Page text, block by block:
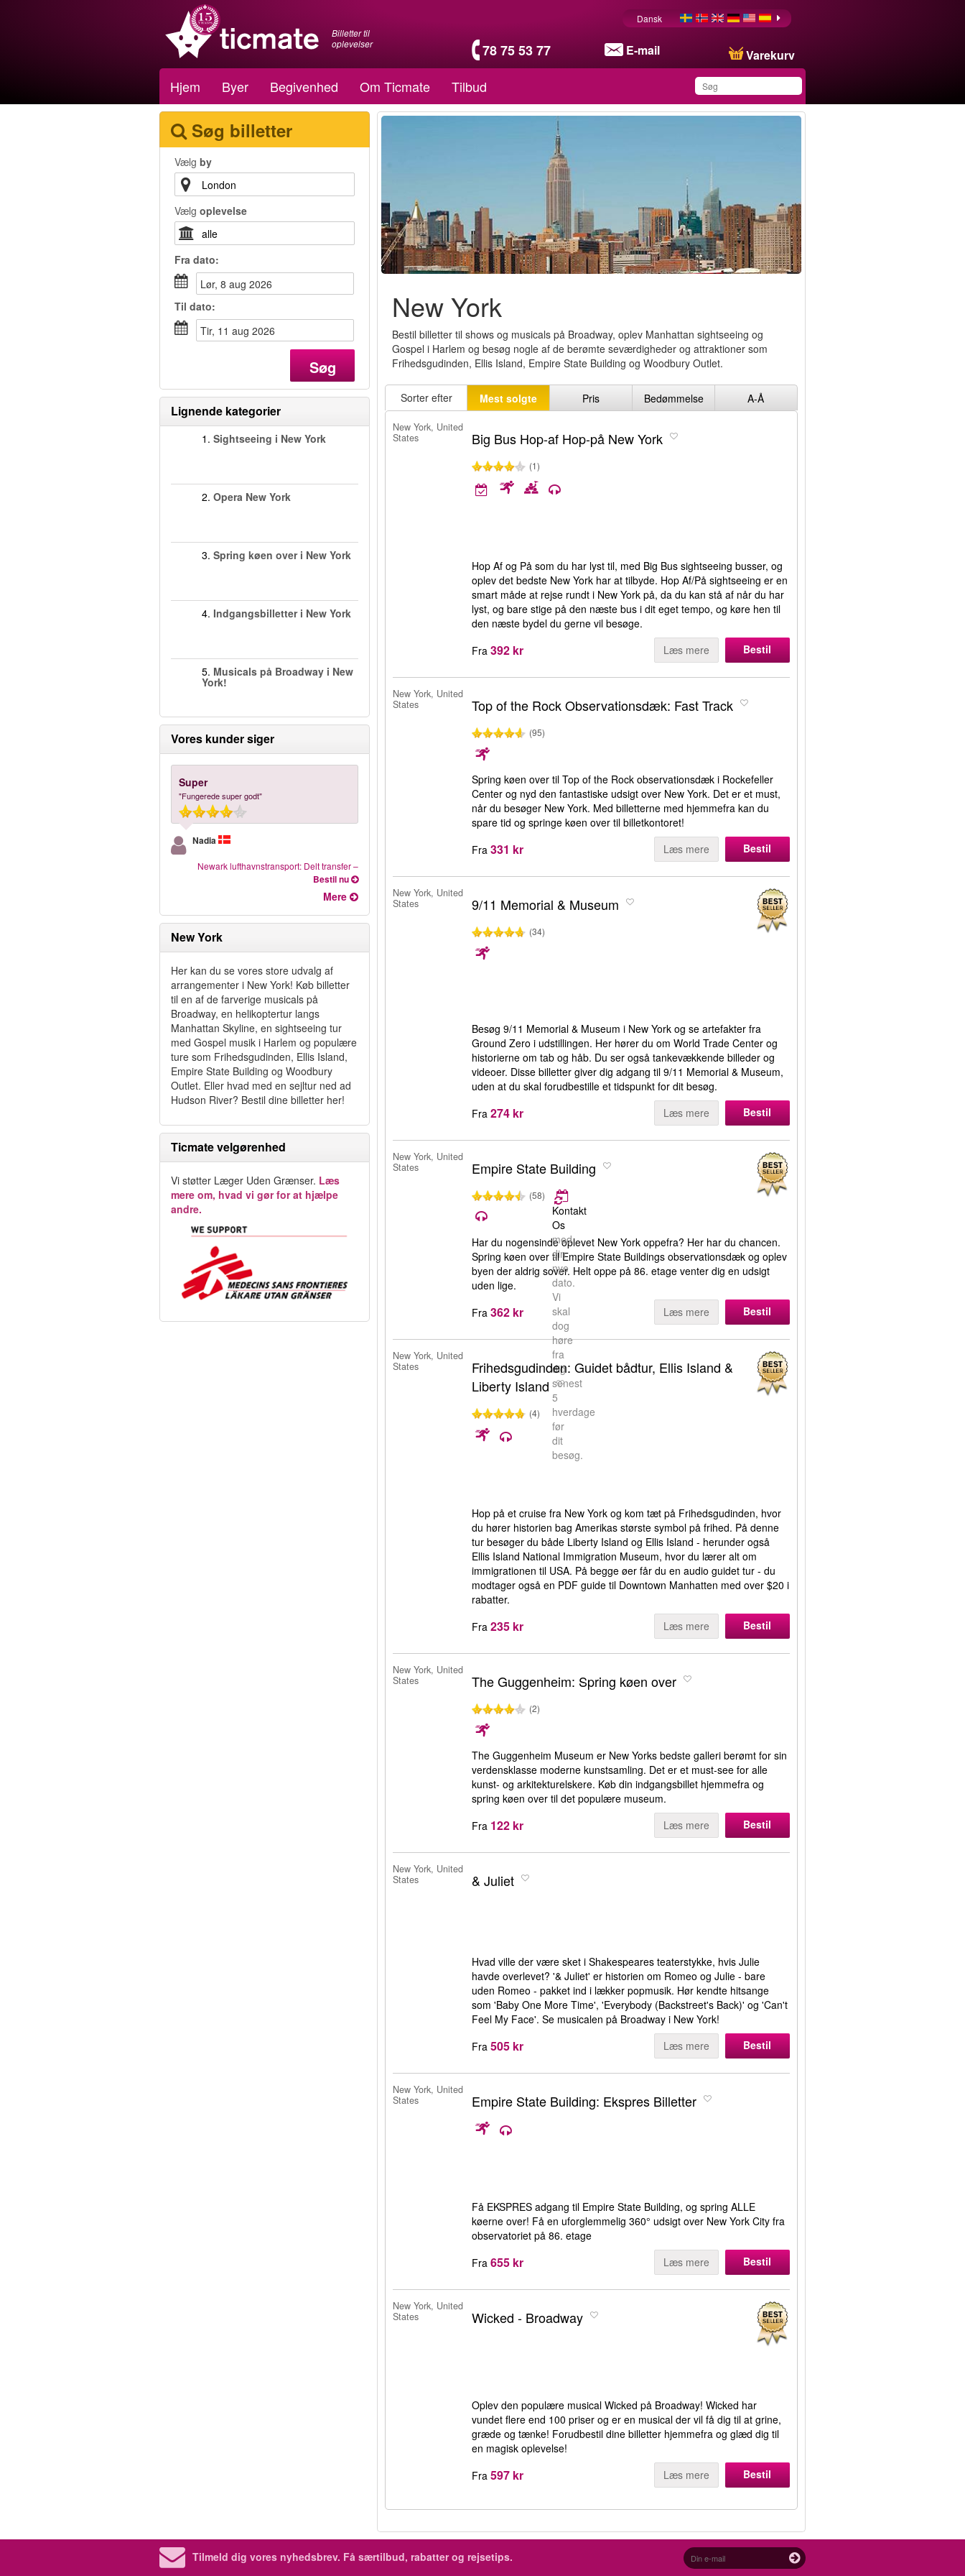
Billetter til
oplevelser
78 75 53 77 E-mail Varekurv
Dansk
Hjem Byer Begivenhed Om Ticmate Tilbud
Søg billetter
Vælg by
Vælg oplevelse
Fra dato:
lør, 8 aug 2026
Til dato:
tir, 11 aug 2026
Søg
Lignende kategorier
1. Sightseeing i New York
2. Opera New York
3. Spring køen over i New York
4. Indgangsbilletter i New York
5. Musicals på Broadway i New
York!
Vores kunder siger
Super
"Fungerede super godt"
Nadia
Newark lufthavnstransport: Delt transfer–
Bestil nu
Mere
New York
Her kan du se vores store udvalg af
arrangementer i New York! Køb billetter
til en af de farverige musicals på
Broadway, en helikoptertur langs
Manhattan Skyline, en sightseeing tur
med Gospel musik i Harlem og populære
ture som Frihedsgudinden, Ellis Island,
Empire State Building og Woodbury
Outlet. Eller hvad med en sejltur ned ad
Hudson River? Bestil dine billetter her!
Ticmate velgørenhed
Vi støtter Læger Uden Grænser. Læs
mere om, hvad vi gør for at hjælpe
andre.
New York
Bestil billetter til shows og musicals på Broadway, oplev Manhattan sightseeing og
Gospel i Harlem og besøg nogle af de berømte seværdigheder og attraktioner som
Frihedsgudinden, Ellis Island, Empire State Building og Woodbury Outlet.
Sorter efter Mest solgte Pris Bedømmelse A-Å
New York, United
States
Big Bus Hop-af Hop-på New York
(1)
Hop Af og På som du har lyst til, med Big Bus sightseeing busser, og
oplev det bedste New York har at tilbyde. Hop Af/På sightseeing er en
smart måde at rejse rundt i New York på, da du kan stå af når du har
lyst, og bare stige på den næste bus i dit eget tempo, og køre hen til
den næste bydel du gerne vil besøge.
Fra 392 kr Læs mere Bestil
New York, United
States
Top of the Rock Observationsdæk: Fast Track
(95)
Spring køen over til Top of the Rock observationsdæk i Rockefeller
Center og nyd den fantastiske udsigt over New York. Det er et must,
når du besøger New York. Med billetterne med hjemmefra kan du
spare tid og springe køen over til billetkontoret!
Fra 331 kr Læs mere Bestil
New York, United
States
9/11 Memorial & Museum
(34)
Besøg 9/11 Memorial & Museum i New York og se artefakter fra
Ground Zero i udstillingen. Her hører du om World Trade Center og
historierne om tab og håb. Du ser også tankevækkende billeder og
videoer. Disse billetter giver dig adgang til 9/11 Memorial & Museum,
uden at du skal forudbestille et tidspunkt for dit besøg.
Fra 274 kr Læs mere Bestil
New York, United
States
Empire State Building
(58)
Kontakt
Os
med
din
nye
dato.
Vi
skal
dog
høre
fra
dig
senest
5
hverdage
før
dit
besøg.
Har du nogensinde oplevet New York oppefra? Her har du chancen.
Spring køen over til Empire State Buildings observationsdæk og oplev
byen der aldrig sover. Helt oppe på 86. etage venter dig en udsigt
uden lige.
Fra 362 kr Læs mere Bestil
New York, United
States
Frihedsgudinden: Guidet bådtur, Ellis Island &
Liberty Island
(4)
Hop på et cruise fra New York og kom tæt på Frihedsgudinden, hvor
du hører historien bag Amerikas største symbol på frihed. På denne
tur besøger du både Liberty Island og Ellis Island - herunder også
Ellis Island National Immigration Museum, hvor du lærer alt om
immigrationen til USA. På begge øer får du en audio guidet tur - du
modtager også en PDF guide til Downtown Manhatten med over $20 i
rabatter.
Fra 235 kr Læs mere Bestil
New York, United
States
The Guggenheim: Spring køen over
(2)
The Guggenheim Museum er New Yorks bedste galleri berømt for sin
verdensklasse moderne kunstsamling. Det er et must-see for alle
kunst- og arkitekturelskere. Køb din indgangsbillet hjemmefra og
spring køen over til det populære museum.
Fra 122 kr Læs mere Bestil
New York, United
States
& Juliet
Hvad ville der være sket i Shakespeares teaterstykke, hvis Julie
havde overlevet? '& Juliet' er historien om Romeo og Julie - bare
uden Romeo - pakket ind i lækker popmusik. Hør kendte hitsange
som 'Baby One More Time', 'Everybody (Backstreet's Back)' og 'Can't
Feel My Face'. Se musicalen på Broadway i New York!
Fra 505 kr Læs mere Bestil
New York, United
States
Empire State Building: Ekspres Billetter
Få EKSPRES adgang til Empire State Building, og spring ALLE
køerne over! Få en uforglemmelig 360° udsigt over New York City fra
observatoriet på 86. etage
Fra 655 kr Læs mere Bestil
New York, United
States
Wicked - Broadway
Oplev den populære musical Wicked på Broadway! Wicked har
vundet flere end 100 priser og er en musical der vil få dig til at grine,
græde og tænke! Forudbestil dine billetter hjemmefra og glæd dig til
en magisk oplevelse!
Fra 597 kr Læs mere Bestil
Tilmeld dig vores nyhedsbrev. Få særtilbud, rabatter og rejsetips.